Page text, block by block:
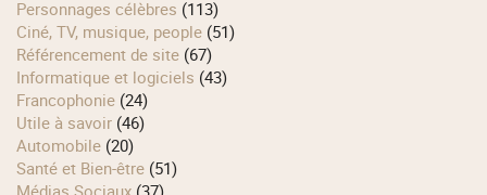
Personnages célèbres (113)
Ciné, TV, musique, people (51)
Référencement de site (67)
Informatique et logiciels (43)
Francophonie (24)
Utile à savoir (46)
Automobile (20)
Santé et Bien-être (51)